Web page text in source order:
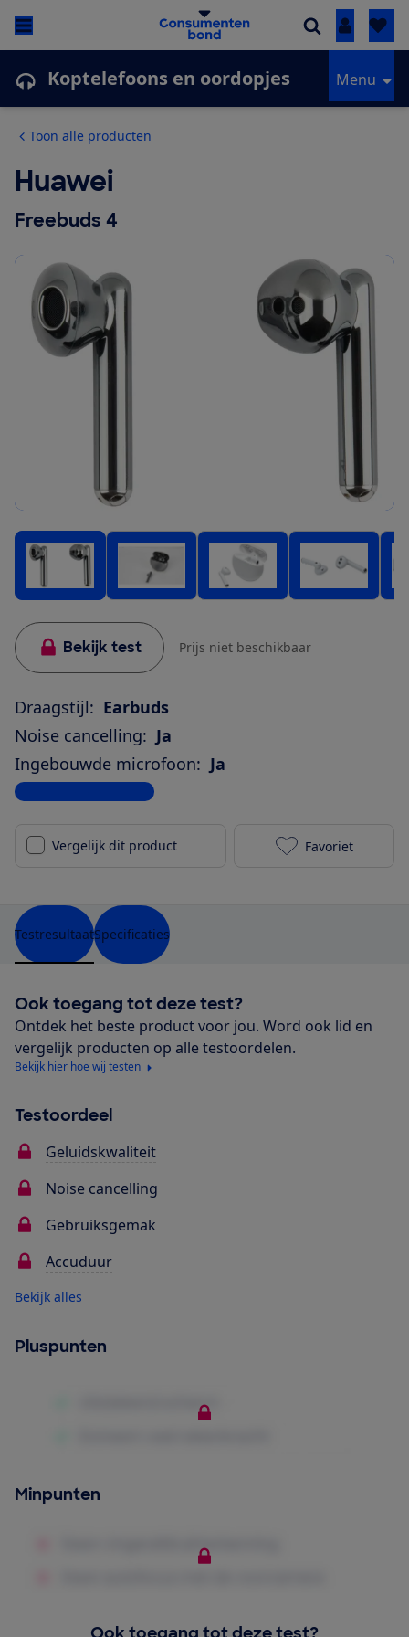
Inloggen
Koptelefoons en oordopjes Menu
Toon alle producten
Huawei
Freebuds 4
Bekijk test Prijs niet beschikbaar
Draagstijl: Earbuds
Noise cancelling: Ja
Ingebouwde microfoon: Ja
Bekijk alle specificaties
Vergelijk dit product Huawei
Favoriet
TestresultaatSpecificaties
Ook toegang tot deze test?
Ontdek het beste product voor jou. Word ook lid en
vergelijk producten op alle testoordelen.
Bekijk hier hoe wij testen
Testoordeel
Geluidskwaliteit
Noise cancelling
Gebruiksgemak
Accuduur
Bekijk alles
Pluspunten
Minpunten